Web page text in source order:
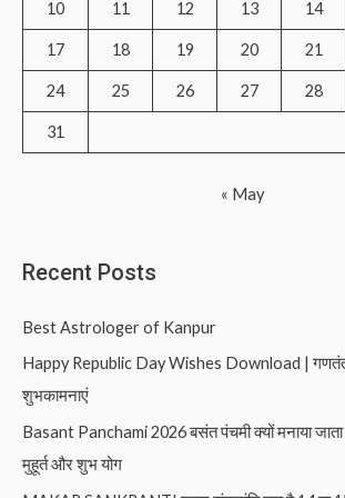
10 11 12 13 14
17 18 19 20 21
24 25 26 27 28
31
« May
Recent Posts
Best Astrologer of Kanpur
Happy Republic Day Wishes Download | गणतंत्र
शुभकामनाएं
Basant Panchami 2026 बसंत पंचमी क्यों मनाया
मुहूर्त और शुभ योग